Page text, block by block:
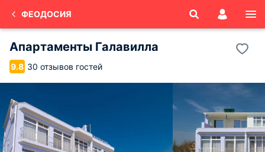
ФЕОДОСИЯ
Апартаменты Галавилла
9.8 30 отзывов гостей